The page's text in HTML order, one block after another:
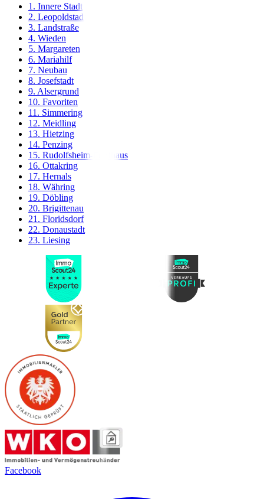
1. Innere Stadt
2. Leopoldstadt
3. Landstraße
4. Wieden
5. Margareten
6. Mariahilf
7. Neubau
8. Josefstadt
9. Alsergrund
10. Favoriten
11. Simmering
12. Meidling
13. Hietzing
14. Penzing
15. Rudolfsheim-Fünfhaus
16. Ottakring
17. Hernals
18. Währing
19. Döbling
20. Brigittenau
21. Floridsdorf
22. Donaustadt
23. Liesing
Facebook